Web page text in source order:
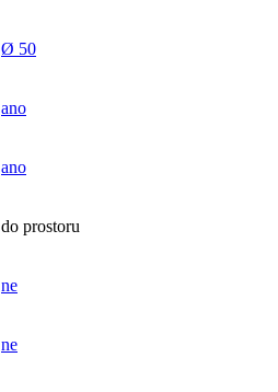
Ø 50
ano
ano
do prostoru
ne
ne